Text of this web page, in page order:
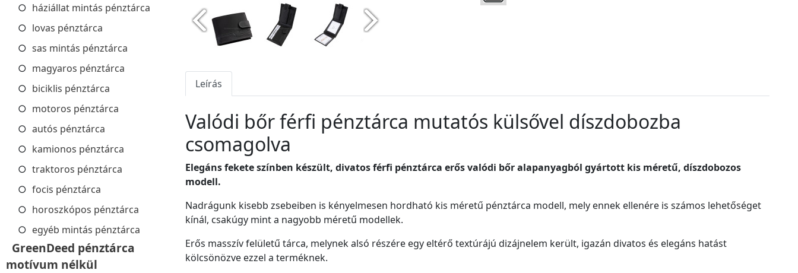
háziállat mintás pénztárca
lovas pénztárca
sas mintás pénztárca
magyaros pénztárca
biciklis pénztárca
motoros pénztárca
autós pénztárca
kamionos pénztárca
traktoros pénztárca
focis pénztárca
horoszkópos pénztárca
egyéb mintás pénztárca
GreenDeed pénztárca
motívum nélkül
Leírás
Valódi bőr férfi pénztárca mutatós külsővel díszdobozba
csomagolva
Elegáns fekete színben készült, divatos férfi pénztárca erős valódi bőr alapanyagból gyártott kis méretű, díszdobozos
modell.
Nadrágunk kisebb zsebeiben is kényelmesen hordható kis méretű pénztárca modell, mely ennek ellenére is számos lehetőséget
kínál, csakúgy mint a nagyobb méretű modellek.
Erős masszív felületű tárca, melynek alsó részére egy eltérő textúrájú dizájnelem került, igazán divatos és elegáns hatást
kölcsönözve ezzel a terméknek.